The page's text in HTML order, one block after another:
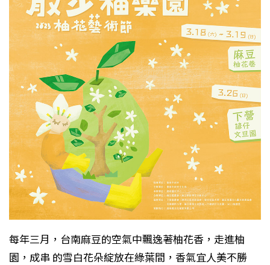
每年三月，台南麻豆的空氣中飄逸著柚花香，走進柚
園，成串 的雪白花朵綻放在綠葉間，香氣宜人美不勝